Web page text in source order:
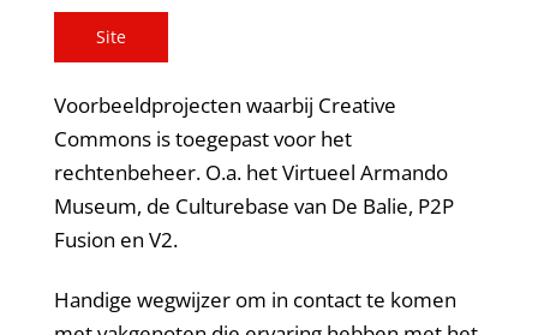
Site
Voorbeeldprojecten waarbij Creative
Commons is toegepast voor het
rechtenbeheer. O.a. het Virtueel Armando
Museum, de Culturebase van De Balie, P2P
Fusion en V2.
Handige wegwijzer om in contact te komen